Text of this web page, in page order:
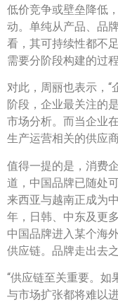
低价竞争或壁垒降低
动。单纯从产品、品
看，其可持续性都不
需要分阶段构建的过
对此，周丽也表示，“
阶段，企业最关注的
市场分析。而当企业
生产运营相关的供应
值得一提的是，消费
道，中国品牌已随处
来西亚与越南正成为
年，日韩、中东及更
中国品牌进入某个海
供应链。品牌走出去
“供应链至关重要。
与市场扩张都将难以